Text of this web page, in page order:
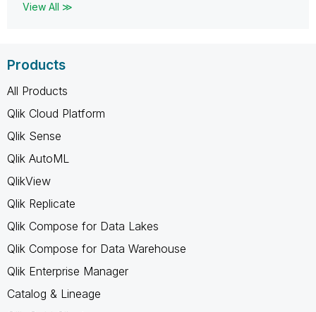
View All ≫
Products
All Products
Qlik Cloud Platform
Qlik Sense
Qlik AutoML
QlikView
Qlik Replicate
Qlik Compose for Data Lakes
Qlik Compose for Data Warehouse
Qlik Enterprise Manager
Catalog & Lineage